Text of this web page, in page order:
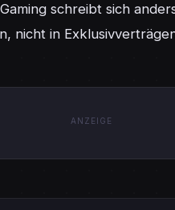
schreibt sich
nicht in
ANZEIGE